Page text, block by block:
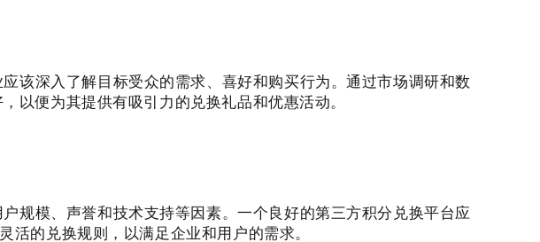
该深入了解目标受众的需求、喜好和购买行为。通过市场调研和数
以便为其提供有吸引力的兑换礼品和优惠活动。
规模、声誉和技术支持等因素。一个良好的第三方积分兑换平台应
活的兑换规则，以满足企业和用户的需求。